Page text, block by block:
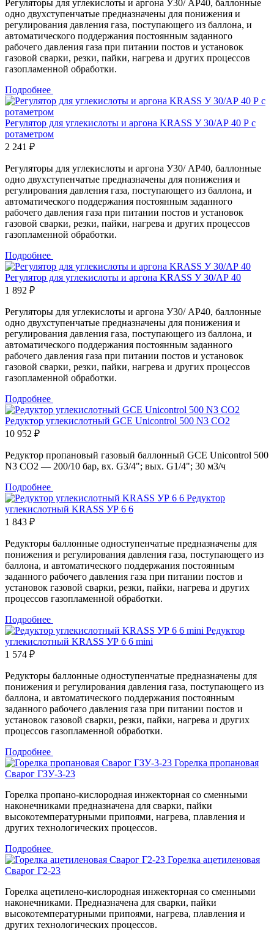
Регуляторы для углекислоты и аргона У30/ АР40, баллонные
одно двухступенчатые предназначены для понижения и
регулирования давления газа, поступающего из баллона, и
автоматического поддержания постоянным заданного
рабочего давления газа при питании постов и установок
газовой сварки, резки, пайки, нагрева и других процессов
газопламенной обработки.
Подробнее
Регулятор для углекислоты и аргона KRASS У 30/АР 40 Р с
ротаметром
2 241 ₽
Регуляторы для углекислоты и аргона У30/ АР40, баллонные
одно двухступенчатые предназначены для понижения и
регулирования давления газа, поступающего из баллона, и
автоматического поддержания постоянным заданного
рабочего давления газа при питании постов и установок
газовой сварки, резки, пайки, нагрева и других процессов
газопламенной обработки.
Подробнее
Регулятор для углекислоты и аргона KRASS У 30/АР 40
1 892 ₽
Регуляторы для углекислоты и аргона У30/ АР40, баллонные
одно двухступенчатые предназначены для понижения и
регулирования давления газа, поступающего из баллона, и
автоматического поддержания постоянным заданного
рабочего давления газа при питании постов и установок
газовой сварки, резки, пайки, нагрева и других процессов
газопламенной обработки.
Подробнее
Редуктор углекислотный GCE Unicontrol 500 N3 CO2
10 952 ₽
Редуктор пропановый газовый баллонный GCE Unicontrol 500
N3 CO2 — 200/10 бар, вх. G3/4"; вых. G1/4"; 30 м3/ч
Подробнее
Редуктор
углекислотный KRASS УР 6 6
1 843 ₽
Редукторы баллонные одноступенчатые предназначены для
понижения и регулирования давления газа, поступающего из
баллона, и автоматического поддержания постоянным
заданного рабочего давления газа при питании постов и
установок газовой сварки, резки, пайки, нагрева и других
процессов газопламенной обработки.
Подробнее
Редуктор
углекислотный KRASS УР 6 6 mini
1 574 ₽
Редукторы баллонные одноступенчатые предназначены для
понижения и регулирования давления газа, поступающего из
баллона, и автоматического поддержания постоянным
заданного рабочего давления газа при питании постов и
установок газовой сварки, резки, пайки, нагрева и других
процессов газопламенной обработки.
Подробнее
Горелка пропановая
Сварог ГЗУ-3-23
Горелка пропано-кислородная инжекторная со сменными
наконечниками предназначена для сварки, пайки
высокотемпературными припоями, нагрева, плавления и
других технологических процессов.
Подробнее
Горелка ацетиленовая
Сварог Г2-23
Горелка ацетилено-кислородная инжекторная со сменными
наконечниками. Предназначена для сварки, пайки
высокотемпературными припоями, нагрева, плавления и
других технологических процессов.